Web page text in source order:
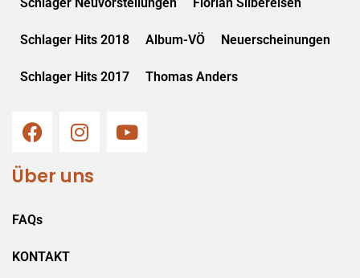
Schlager Neuvorstellungen Florian Silbereisen
Schlager Hits 2018 Album-VÖ Neuerscheinungen
Schlager Hits 2017 Thomas Anders
Über uns
FAQs
KONTAKT